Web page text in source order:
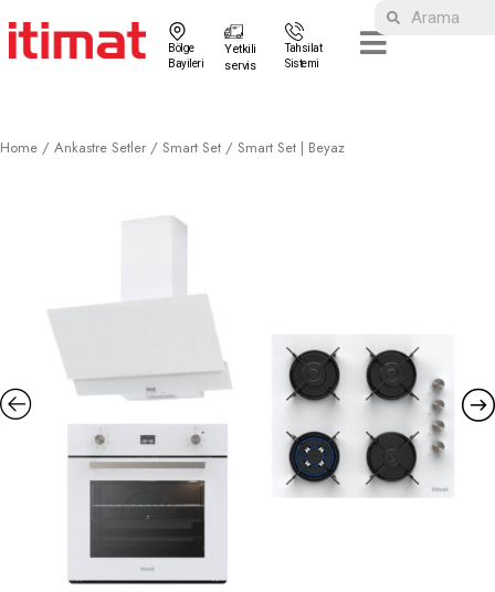
Bölge
Bayileri
Yetkili
servis
Tahsilat
Sistemi
Home / Ankastre Setler / Smart Set / Smart Set | Beyaz